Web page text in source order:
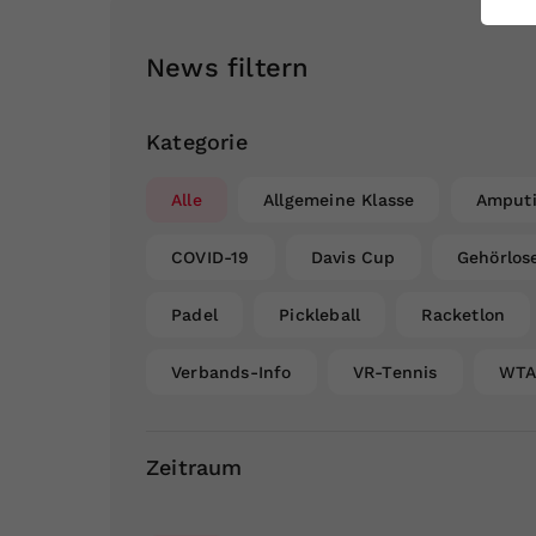
News filtern
Kategorie
Alle Allgemeine Klasse
COVID-19 Davis Cup
Padel Pickleball Racketlon
Verbands-Info VR-Tennis WTA
Zeitraum